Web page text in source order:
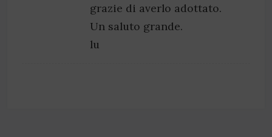
grazie di averlo adottato.
Un saluto grande.
lu